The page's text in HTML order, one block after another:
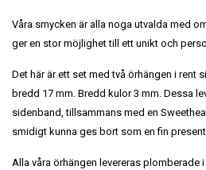
Våra smycken är alla noga utvalda med
ger en stor möjlighet till ett unikt och
Det här är ett set med två örhängen i rent
bredd 17 mm. Bredd kulor 3 mm. Dessa
sidenband, tillsammans med en
smidigt kunna ges bort som en fin present.
Alla våra örhängen levereras plomberade